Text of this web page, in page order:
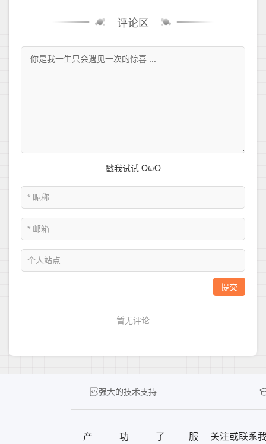
评论区
强大的技术支持
产
功
了
服
关注或联系